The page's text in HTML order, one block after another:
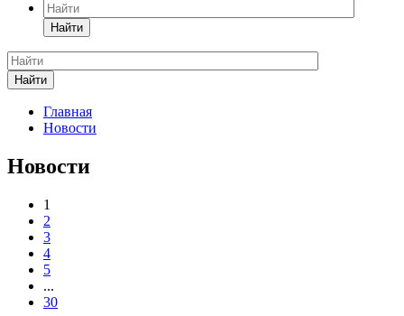
Найти
Найти
Главная
Новости
Новости
1
2
3
4
5
...
30